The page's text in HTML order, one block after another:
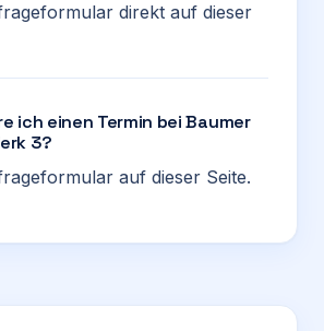
direkt auf dieser
ich einen Termin bei Baumer
3?
auf dieser Seite.